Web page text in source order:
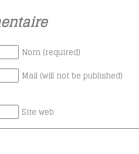
Nom (required)
Mail (will not be published)
Site web